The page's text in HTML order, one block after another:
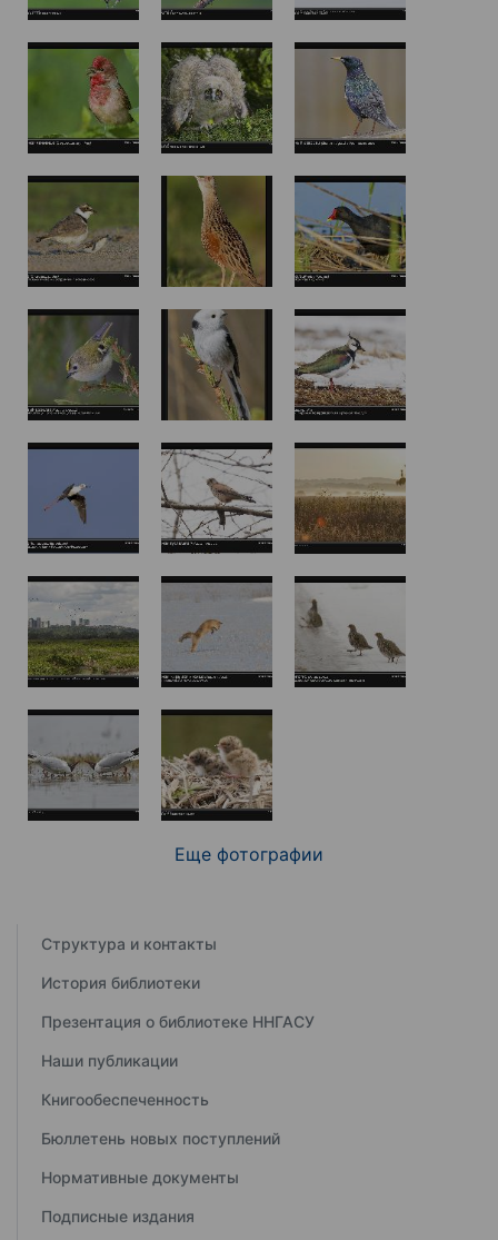
Еще фотографии
Структура и контакты
История библиотеки
Презентация о библиотеке ННГАСУ
Наши публикации
Книгообеспеченность
Бюллетень новых поступлений
Нормативные документы
Подписные издания